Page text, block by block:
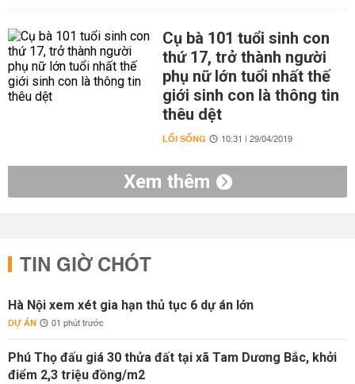
Cụ bà 101 tuổi sinh con
thứ 17, trở thành người
phụ nữ lớn tuổi nhất thế
giới sinh con là thông tin
thêu dệt
LỐI SỐNG 10:31 | 29/04/2019
Xem thêm
TIN GIỜ CHÓT
Hà Nội xem xét gia hạn thủ tục 6 dự án lớn
DỰ ÁN 01 phút trước
Phú Thọ đấu giá 30 thửa đất tại xã Tam Dương Bắc, khởi
điểm 2,3 triệu đồng/m2